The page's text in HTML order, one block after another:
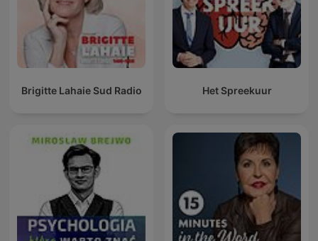
Brigitte Lahaie Sud Radio Het Spreekuur